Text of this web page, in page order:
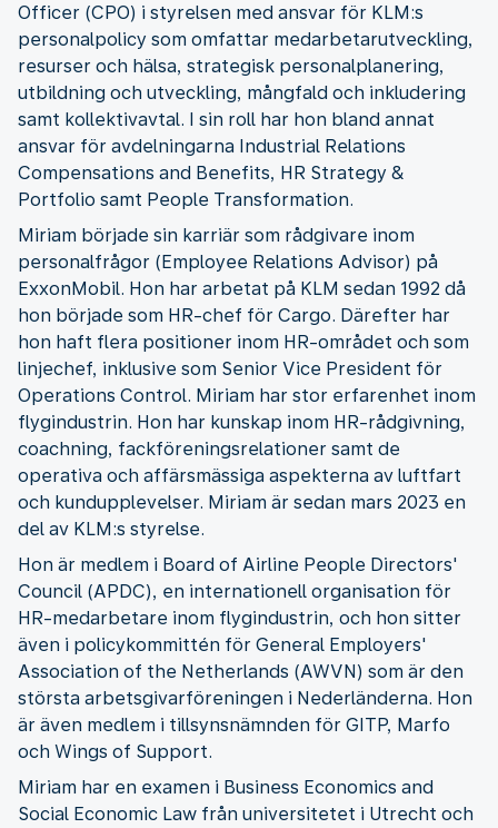
Officer (CPO) i styrelsen med ansvar för KLM:s
personalpolicy som omfattar medarbetarutveckling,
resurser och hälsa, strategisk personalplanering,
utbildning och utveckling, mångfald och inkludering
samt kollektivavtal. I sin roll har hon bland annat
ansvar för avdelningarna Industrial Relations
Compensations and Benefits, HR Strategy &
Portfolio samt People Transformation.
Miriam började sin karriär som rådgivare inom
personalfrågor (Employee Relations Advisor) på
ExxonMobil. Hon har arbetat på KLM sedan 1992 då
hon började som HR-chef för Cargo. Därefter har
hon haft flera positioner inom HR-området och som
linjechef, inklusive som Senior Vice President för
Operations Control. Miriam har stor erfarenhet inom
flygindustrin. Hon har kunskap inom HR-rådgivning,
coachning, fackföreningsrelationer samt de
operativa och affärsmässiga aspekterna av luftfart
och kundupplevelser. Miriam är sedan mars 2023 en
del av KLM:s styrelse.
Hon är medlem i Board of Airline People Directors'
Council (APDC), en internationell organisation för
HR-medarbetare inom flygindustrin, och hon sitter
även i policykommittén för General Employers'
Association of the Netherlands (AWVN) som är den
största arbetsgivarföreningen i Nederländerna. Hon
är även medlem i tillsynsnämnden för GITP, Marfo
och Wings of Support.
Miriam har en examen i Business Economics and
Social Economic Law från universitetet i Utrecht och